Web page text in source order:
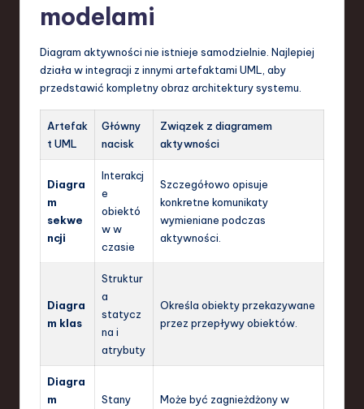
modelami
Diagram aktywności nie istnieje samodzielnie. Najlepiej
działa w integracji z innymi artefaktami UML, aby
przedstawić kompletny obraz architektury systemu.
Artefak
t UML
Główny
nacisk
Związek z diagramem
aktywności
Diagra
m
sekwe
ncji
Interakcj
e
obiektó
w w
czasie
Szczegółowo opisuje
konkretne komunikaty
wymieniane podczas
aktywności.
Diagra
m klas
Struktur
a
statycz
na i
atrybuty
Określa obiekty przekazywane
przez przepływy obiektów.
Diagra
m
Stany
Może być zagnieżdżony w